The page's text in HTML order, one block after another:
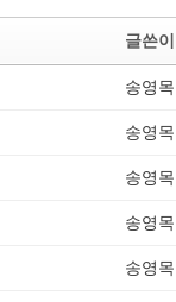
글쓴이
송영목
송영목
송영목
송영목
송영목